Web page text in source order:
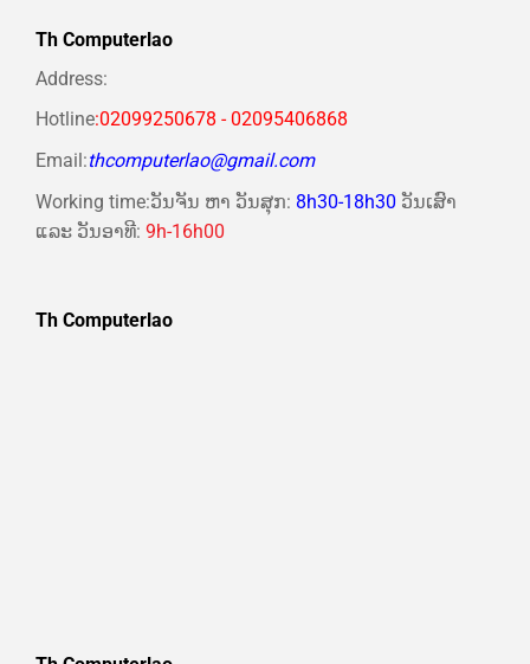
Th Computerlao
Address:
Hotline:02099250678 - 02095406868
Email:thcomputerlao@gmail.com
Working time:ວັນຈັນ ຫາ ວັນສຸກ: 8h30-18h30 ວັນເສົາ
ແລະ ວັນອາທີ: 9h-16h00
Th Computerlao